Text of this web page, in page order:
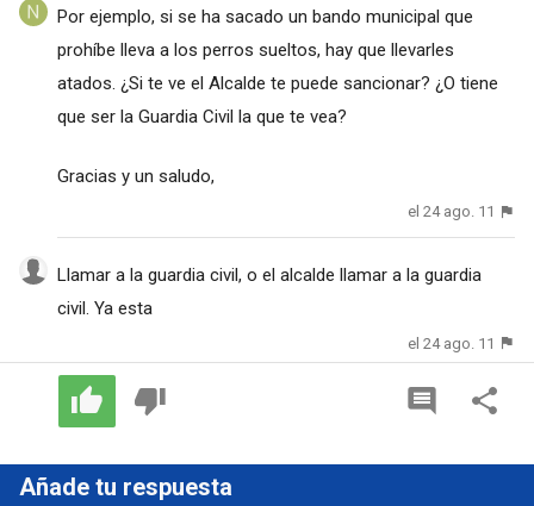
Por ejemplo, si se ha sacado un bando municipal que
prohíbe lleva a los perros sueltos, hay que llevarles
atados. ¿Si te ve el Alcalde te puede sancionar? ¿O tiene
que ser la Guardia Civil la que te vea?
Gracias y un saludo,
el 24 ago. 11
Llamar a la guardia civil, o el alcalde llamar a la guardia
civil. Ya esta
el 24 ago. 11
Añade tu respuesta